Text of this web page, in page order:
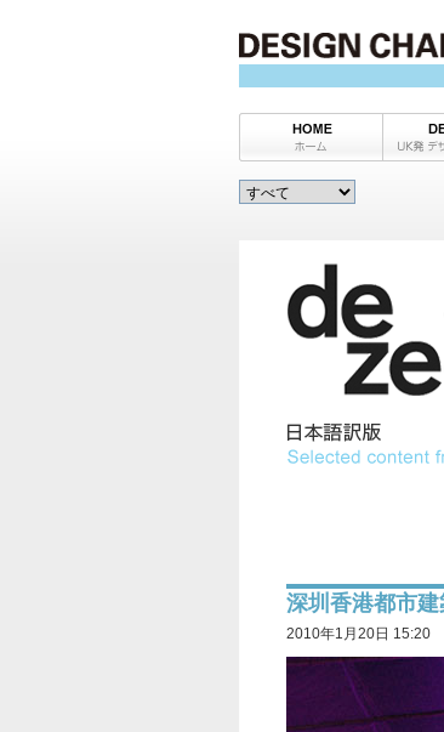
深圳香港都市
2010年1月20日 15:20